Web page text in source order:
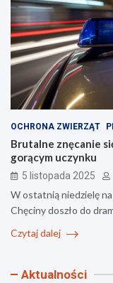
OCHRONA ZWIERZĄT
Brutalne znęcanie
gorącym uczynku
5 listopada 2025
W ostatnią niedzielę
Chęciny doszło do
Czytaj dalej
Aktualności